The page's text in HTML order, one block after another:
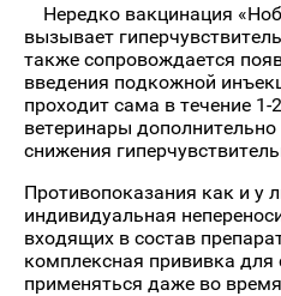
Нередко вакцинация
вызывает
также сопровождается
введения подкожной
проходит сама в течение 1-
ветеринары
снижения
Противопоказания как и у
индивидуальная
входящих в состав
комплексная прививка
применяться даже во